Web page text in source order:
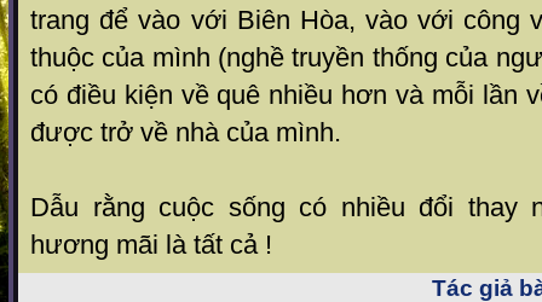
trang để vào với Biên Hòa, vào với công
thuộc của mình (nghề truyền thống của
có điều kiện về quê nhiều hơn và mỗi lần
được trở về nhà của mình.
Dẫu rằng cuộc sống có nhiều đổi thay
hương mãi là tất cả !
Tác giả